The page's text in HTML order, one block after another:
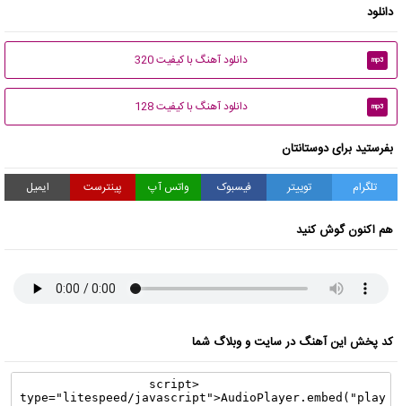
دانلود
mp3 دانلود آهنگ با کیفیت 320
mp3 دانلود آهنگ با کیفیت 128
بفرستید برای دوستانتان
تلگرام توییتر فیسبوک واتس آپ پینترست ایمیل
هم اکنون گوش کنید
کد پخش این آهنگ در سایت و وبلاگ شما